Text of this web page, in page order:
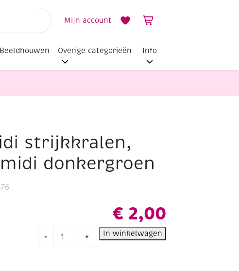
Mijn account
Overige categorieën Info
strijkkralen,
donkergroen
€ 2,00
- + In winkelwagen